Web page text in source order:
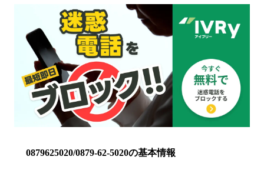
0879625020/0879-62-5020の基本情報